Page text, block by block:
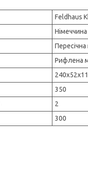
Feldhaus
Німеччина
Рифлена
240х52х11
350
2
300